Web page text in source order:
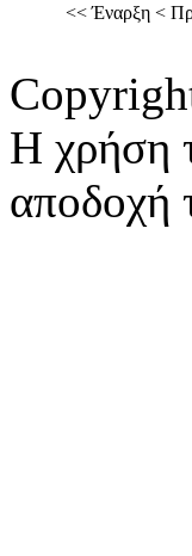
<<Έναρξη<
Η χρήση
αποδοχή